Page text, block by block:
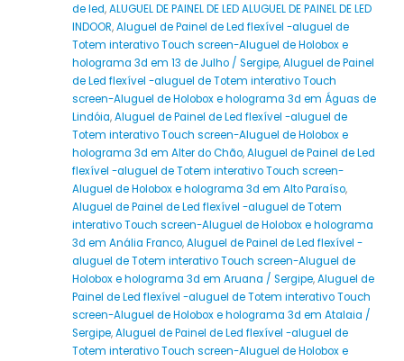
de led,ALUGUEL DE PAINEL DE LED ALUGUEL DE PAINEL DE LED
INDOOR,Aluguel de Painel de Led flexível -aluguel de
Totem interativo Touch screen-Aluguel de Holobox e
holograma 3d em 13 de Julho / Sergipe,Aluguel de Painel
de Led flexível -aluguel de Totem interativo Touch
screen-Aluguel de Holobox e holograma 3d em Águas de
Lindóia,Aluguel de Painel de Led flexível -aluguel de
Totem interativo Touch screen-Aluguel de Holobox e
holograma 3d em Alter do Chão,Aluguel de Painel de Led
flexível -aluguel de Totem interativo Touch screen-
Aluguel de Holobox e holograma 3d em Alto Paraíso,
Aluguel de Painel de Led flexível -aluguel de Totem
interativo Touch screen-Aluguel de Holobox e holograma
3d em Anália Franco,Aluguel de Painel de Led flexível -
aluguel de Totem interativo Touch screen-Aluguel de
Holobox e holograma 3d em Aruana / Sergipe,Aluguel de
Painel de Led flexível -aluguel de Totem interativo Touch
screen-Aluguel de Holobox e holograma 3d em Atalaia /
Sergipe,Aluguel de Painel de Led flexível -aluguel de
Totem interativo Touch screen-Aluguel de Holobox e